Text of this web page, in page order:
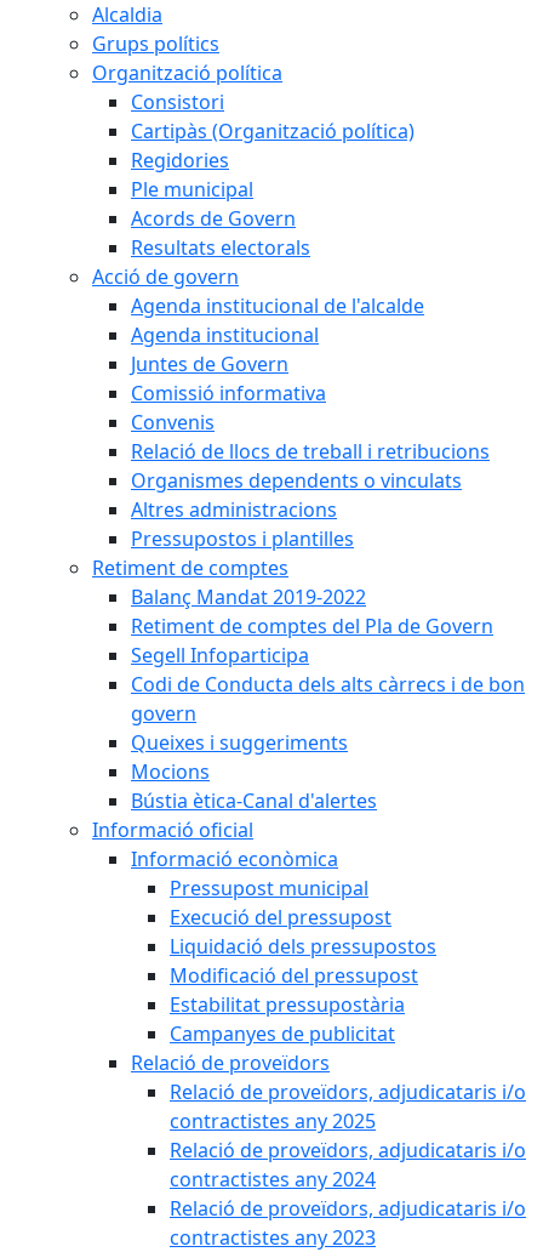
Alcaldia
Grups polítics
Organització política
Consistori
Cartipàs (Organització política)
Regidories
Ple municipal
Acords de Govern
Resultats electorals
Acció de govern
Agenda institucional de l'alcalde
Agenda institucional
Juntes de Govern
Comissió informativa
Convenis
Relació de llocs de treball i retribucions
Organismes dependents o vinculats
Altres administracions
Pressupostos i plantilles
Retiment de comptes
Balanç Mandat 2019-2022
Retiment de comptes del Pla de Govern
Segell Infoparticipa
Codi de Conducta dels alts càrrecs i de bon
govern
Queixes i suggeriments
Mocions
Bústia ètica-Canal d'alertes
Informació oficial
Informació econòmica
Pressupost municipal
Execució del pressupost
Liquidació dels pressupostos
Modificació del pressupost
Estabilitat pressupostària
Campanyes de publicitat
Relació de proveïdors
Relació de proveïdors, adjudicataris i/o
contractistes any 2025
Relació de proveïdors, adjudicataris i/o
contractistes any 2024
Relació de proveïdors, adjudicataris i/o
contractistes any 2023